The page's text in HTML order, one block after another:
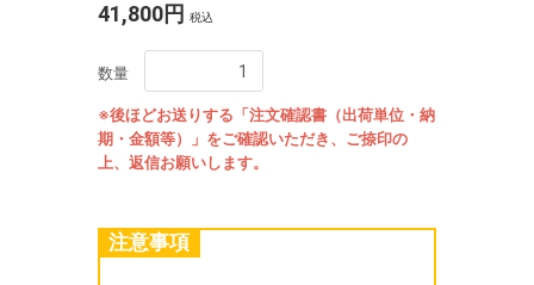
41,800円 税込
数量
※後ほどお送りする「注文確認書（出荷単位・納
期・金額等）」をご確認いただき、ご捺印の
上、返信お願いします。
注意事項